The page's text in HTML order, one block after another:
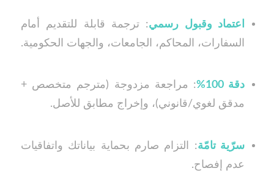
اعتماد وقبول رسمي: ترجمة قابلة للتقديم أمام
السفارات، المحاكم، الجامعات، والجهات الحكومية.
دقة 100%
: مراجعة مزدوجة (مترجم متخصص +
مدقق لغوي/قانوني)، وإخراج مطابق للأصل.
سرّية تامّة: التزام صارم بحماية بياناتك واتفاقيات
عدم إفصاح.